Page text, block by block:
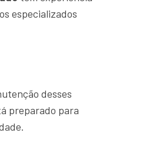
especializados
desses
preparado para